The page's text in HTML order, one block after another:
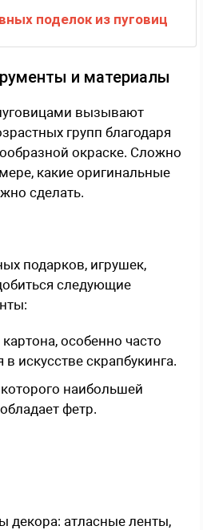
поделок из пуговиц
и материалы
вызывают
групп благодаря
окраске. Сложно
какие оригинальные
сделать.
подарков, игрушек,
следующие
особенно часто
искусстве скрапбукинга.
наибольшей
фетр.
декора: атласные ленты,